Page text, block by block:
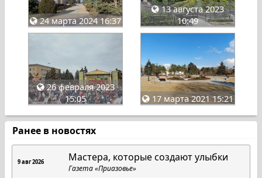
24 марта 2024 16:37
13 августа 2023
10:49
26 февраля 2023
15:05
17 марта 2021 15:21
Ранее в новостях
9 авг 2026 Мастера, которые создают улыбки
Газета «Приазовье»